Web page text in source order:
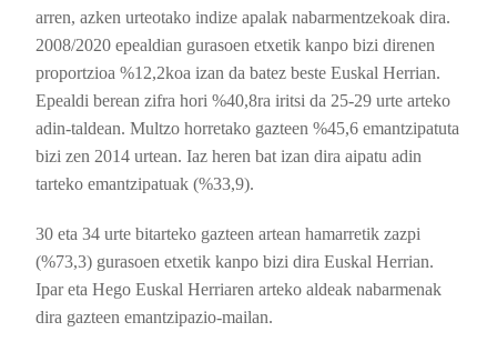
arren, azken urteotako indize apalak nabarmentzekoak dira.
2008/2020 epealdian gurasoen etxetik kanpo bizi direnen
proportzioa %12,2koa izan da batez beste Euskal Herrian.
Epealdi berean zifra hori %40,8ra iritsi da 25-29 urte arteko
adin-taldean. Multzo horretako gazteen %45,6 emantzipatuta
bizi zen 2014 urtean. Iaz heren bat izan dira aipatu adin
tarteko emantzipatuak (%33,9).
30 eta 34 urte bitarteko gazteen artean hamarretik zazpi
(%73,3) gurasoen etxetik kanpo bizi dira Euskal Herrian.
Ipar eta Hego Euskal Herriaren arteko aldeak nabarmenak
dira gazteen emantzipazio-mailan.